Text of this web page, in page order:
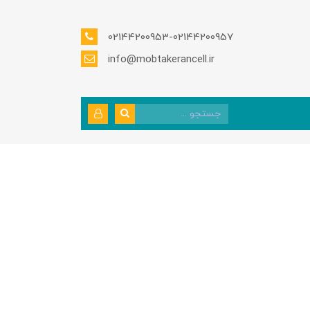
02144200953-02144200957
info@mobtakerancell.ir